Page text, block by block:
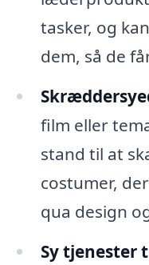
tasker, og
dem, så de
film eller
stand til at
costumer,
qua design
Sy tjenester